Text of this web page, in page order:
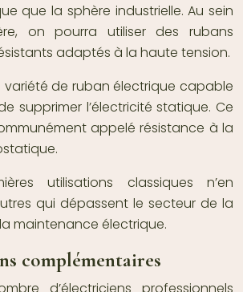
que la sphère industrielle. Au sein
on pourra utiliser des rubans
adaptés à la haute tension.
variété de ruban électrique capable
supprimer l’électricité statique. Ce
appelé résistance à la
utilisations classiques n’en
qui dépassent le secteur de la
maintenance électrique.
complémentaires
d’électriciens professionnels